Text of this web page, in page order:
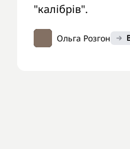
"калібрів".
Ольга Розгон